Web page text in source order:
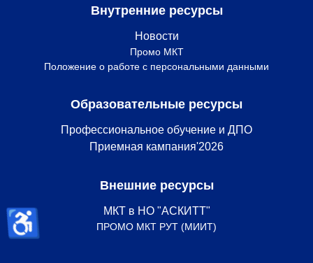
Внутренние ресурсы
Новости
Промо МКТ
Положение о работе с персональными данными
Образовательные ресурсы
Профессиональное обучение и ДПО
Приемная кампания'2026
Внешние ресурсы
МКТ в НО "АСКИТТ"
ПРОМО МКТ РУТ (МИИТ)